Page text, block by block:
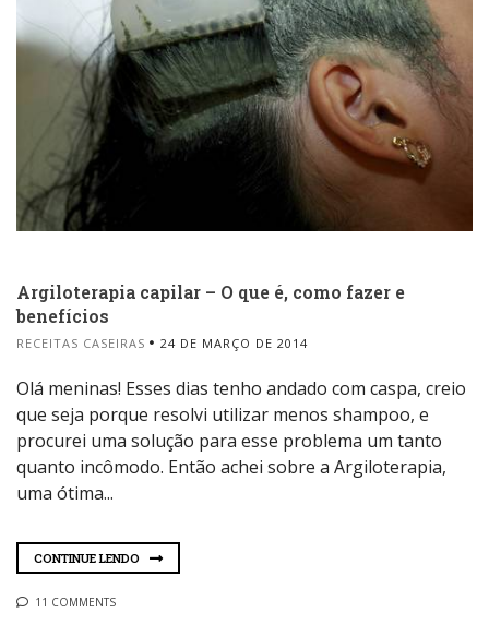
Argiloterapia capilar – O que é, como fazer e
benefícios
RECEITAS CASEIRAS 24 DE MARÇO DE 2014
Olá meninas! Esses dias tenho andado com caspa, creio
que seja porque resolvi utilizar menos shampoo, e
procurei uma solução para esse problema um tanto
quanto incômodo. Então achei sobre a Argiloterapia,
uma ótima...
CONTINUE LENDO
11 COMMENTS